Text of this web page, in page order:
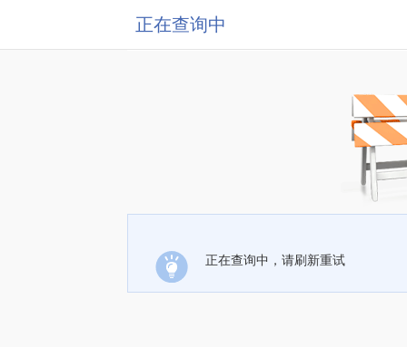
正在查询中
正在查询中，请刷新重试